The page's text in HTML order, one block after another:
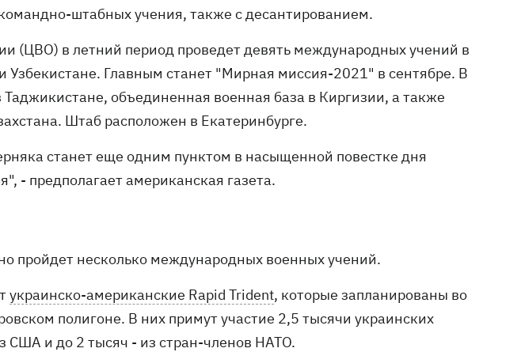
штабных учения, также с десантированием.
(ЦВО) в летний период проведет девять международных учений в
Узбекистане. Главным станет "Мирная миссия-2021" в сентябре. В
объединенная военная база в Киргизии, а также
Штаб расположен в Екатеринбурге.
станет еще одним пунктом в насыщенной повестке дня
- предполагает американская газета.
пройдет несколько международных военных учений.
украинско-американские Rapid Trident, которые запланированы во
полигоне. В них примут участие 2,5 тысячи украинских
США и до 2 тысяч - из стран-членов НАТО.